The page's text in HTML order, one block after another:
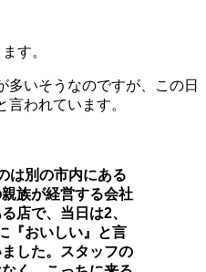
す。
多いそうなのですが、この日
われています。
は別の市内にある
族が経営する会社
店で、当日は2、
『おいしい』と言
した。スタッフの